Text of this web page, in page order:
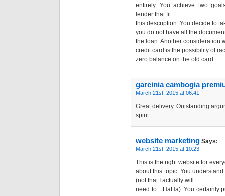
entirely. You achieve two
lender that fit
this description. You decide to
you do not have all the
the loan. Another consideration
credit card is the possibility of
zero balance on the old card.
garcinia cambogia
March 21st, 2015 at 06:41
Great delivery. Outstanding
spirit.
website marketing Says:
March 21st, 2015 at 10:23
This is the right website for
about this topic. You
(not that I actually will
need to…HaHa). You certainly